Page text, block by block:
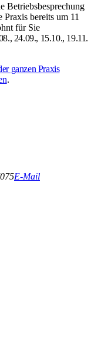
Betriebsbesprechung
bereits um 11
für Sie
24.09., 15.10., 19.11.
ganzen Praxis
.
E-Mail